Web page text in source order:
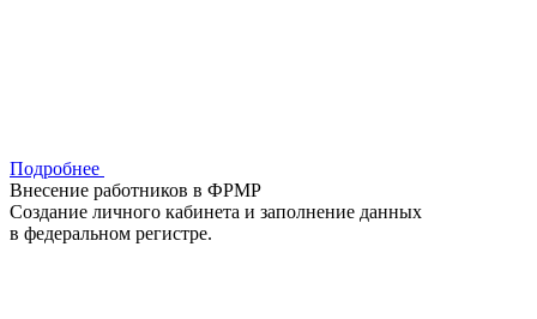
Подробнее
Внесение работников в ФРМР
Создание личного кабинета и заполнение данных
в федеральном регистре.